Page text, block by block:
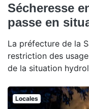
Sécheresse
passe en
La préfecture de la
restriction des
de la situation
Locales